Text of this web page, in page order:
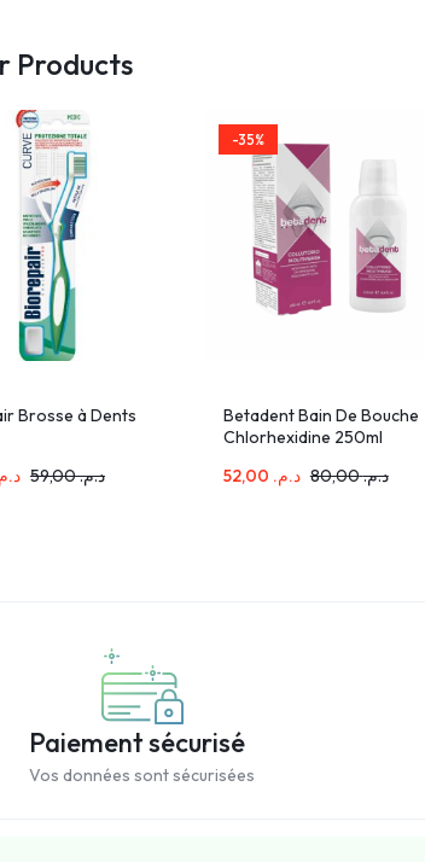
Products
Brosse à Dents
د.م.59,00
-35%
Betadent Bain De Bouche
Chlorhexidine 250ml
د.م.
د.م.80,00
Paiement sécurisé
Vos données sont sécurisées